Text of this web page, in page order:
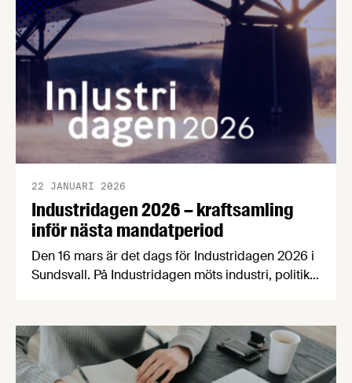
Industridagen 2026 – kraftsamling
inför nästa mandatperiod
22 JANUARI 2026
Den 16 mars är det dags för Industridagen 2026 i
Sundsvall. På Industridagen möts industri, politik
Sveriges största arbetsmöte omsätts ord i
handling och inspel blir till påverkan.